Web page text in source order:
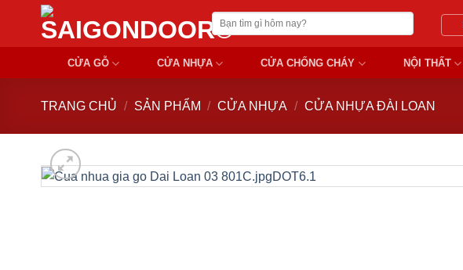
Chuyển
nội
Tìm
kiếm:
CỬA GỖ CỬA NHỰA CỬA CHỐNG CHÁY NỘI THẤT
TRANG CHỦ / SẢN PHẨM / CỬA NHỰA / CỬA NHỰA ĐÀI LOAN